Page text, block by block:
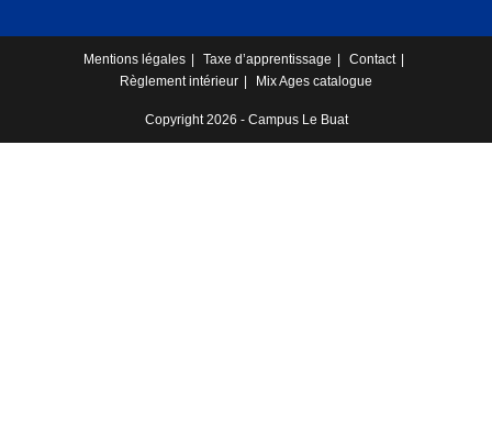
Mentions légales Taxe d’apprentissage
Contact
Règlement intérieur
Mix Ages catalogue
Copyright 2026 - Campus Le Buat